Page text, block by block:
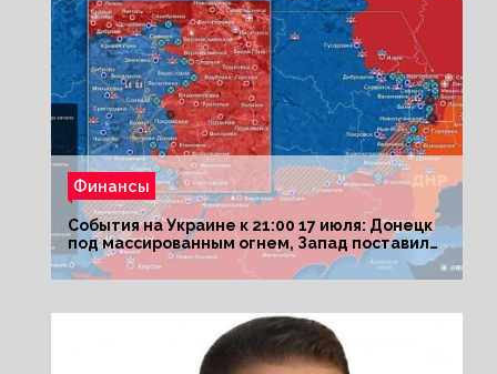
Финансы
События на Украине к 21:00 17 июля: Донецк
под массированным огнем, Запад поставил
Киеву ультиматум